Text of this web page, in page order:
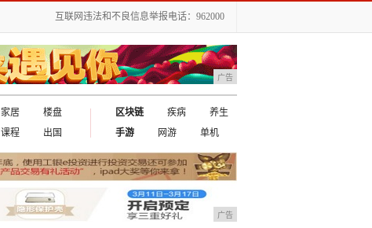
互联网违法和不良信息举报电话：962000
广告
家居
楼盘
课程 出国
区块链 疾病
养生
手游
网游 单机
广告